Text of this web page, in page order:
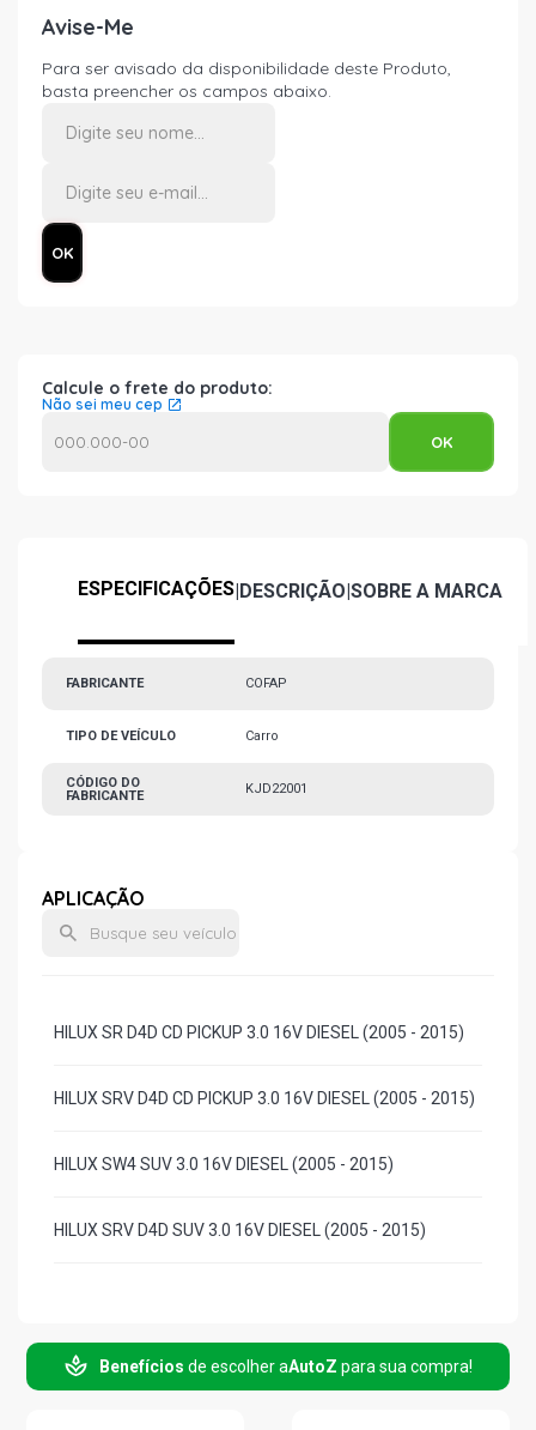
Avise-Me
Para ser avisado da disponibilidade deste Produto,
basta preencher os campos abaixo.
Calcule o frete do produto:
Não sei meu cep
ESPECIFICAÇÕES|DESCRIÇÃO|SOBRE A MARCA
FABRICANTE COFAP
TIPO DE VEÍCULO Carro
CÓDIGO DO
FABRICANTE
KJD22001
APLICAÇÃO
HILUX SR D4D CD PICKUP 3.0 16V DIESEL (2005 - 2015)
HILUX SRV D4D CD PICKUP 3.0 16V DIESEL (2005 - 2015)
HILUX SW4 SUV 3.0 16V DIESEL (2005 - 2015)
HILUX SRV D4D SUV 3.0 16V DIESEL (2005 - 2015)
Benefícios de escolher aAutoZ para sua compra!